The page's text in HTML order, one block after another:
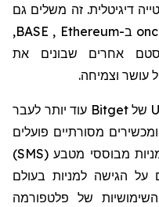
דיגיטלית. זה משלים גם
ב-Ethereum
,
BASE
,
אחרים שבונים
את
עושר וצמיחה.
שלBitget עוד יותר לעבר
מסורתיים פועלים
מבוססי מטבע(
SMS
)
על הגישה למניות בעולם
של פלטפורמה